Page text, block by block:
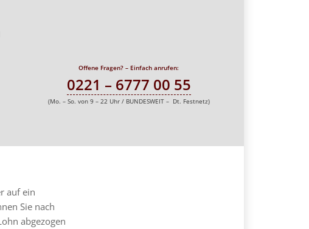
Offene Fragen? – Einfach anrufen:
0221 – 6777 00 55
(Mo. – So. von 9 – 22 Uhr / BUNDESWEIT – Dt. Festnetz)
auf ein
Sie nach
abgezogen